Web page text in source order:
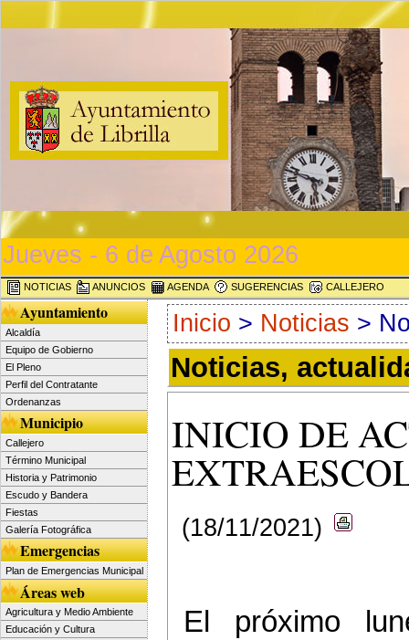
Jueves - 6 de Agosto 2026
NOTICIAS ANUNCIOS AGENDA SUGERENCIAS CALLEJERO
Ayuntamiento
Alcaldía
Equipo de Gobierno
El Pleno
Perfil del Contratante
Ordenanzas
Municipio
Callejero
Término Municipal
Historia y Patrimonio
Escudo y Bandera
Fiestas
Galería Fotográfica
Emergencias
Plan de Emergencias Municipal
Áreas web
Agricultura y Medio Ambiente
Educación y Cultura
Inicio > Noticias >
Noticias,
INICIO DE
(18/11/2021)
El próximo